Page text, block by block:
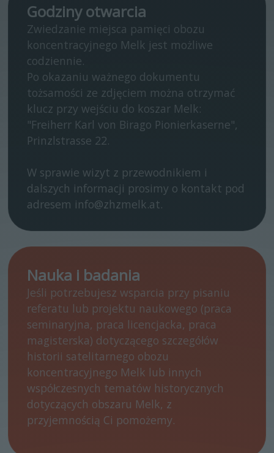
Godziny otwarcia
Zwiedzanie miejsca pamięci obozu
koncentracyjnego Melk jest możliwe
codziennie.
Po okazaniu ważnego dokumentu
tożsamości ze zdjęciem można otrzymać
klucz przy wejściu do koszar Melk:
"Freiherr Karl von Birago Pionierkaserne",
Prinzlstrasse 22.
W sprawie wizyt z przewodnikiem i
dalszych informacji prosimy o kontakt pod
adresem info@zhzmelk.at.
Nauka i badania
Jeśli potrzebujesz wsparcia przy pisaniu
referatu lub projektu naukowego (praca
seminaryjna, praca licencjacka, praca
magisterska) dotyczącego szczegółów
historii satelitarnego obozu
koncentracyjnego Melk lub innych
współczesnych tematów historycznych
dotyczących obszaru Melk, z
przyjemnością Ci pomożemy.